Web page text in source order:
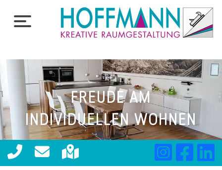
FREUDE AM
INDIVIDUELLEN WOHNEN